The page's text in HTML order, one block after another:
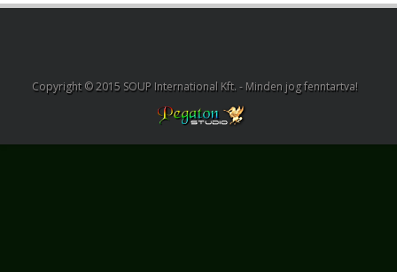
Copyright © 2015 SOUP International Kft. - Minden jog fenntartva!